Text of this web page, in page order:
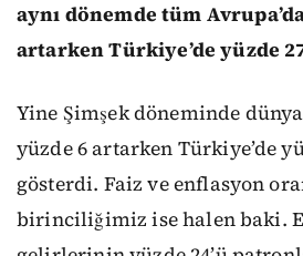
aynı dönemde tüm
artarken Türkiye’de yüzde
Yine Şimşek döneminde
yüzde 6 artarken Türkiye’de
gösterdi. Faiz ve enflasyon
birinciliğimiz ise halen baki.